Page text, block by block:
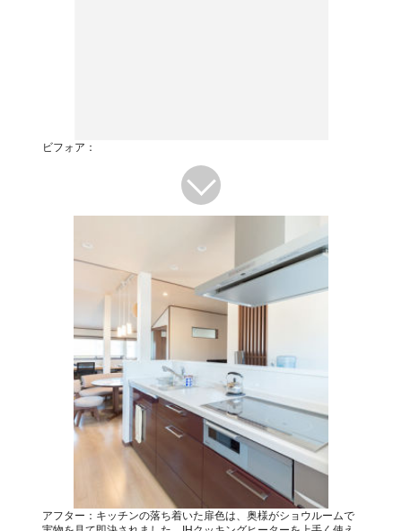
ビフォア：
アフター：キッチンの落ち着いた扉色は、奥様がショウルームで